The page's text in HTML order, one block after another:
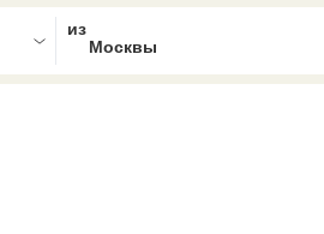
press Down to open the menu,